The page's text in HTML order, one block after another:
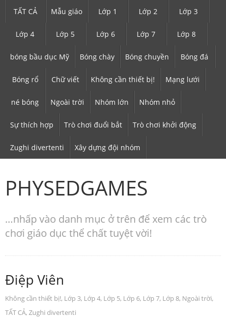
TẤT CẢ Mẫu giáo Lớp 1 Lớp 2 Lớp 3
Lớp 4 Lớp 5 Lớp 6 Lớp 7 Lớp 8
bóng bầu dục Mỹ Bóng chày Bóng chuyền Bóng đá
Bóng rổ Chữ viết Không cần thiết bị! Mạng lưới
né bóng Ngoài trời Nhóm lớn Nhóm nhỏ
Sự thích hợp Trò chơi đuổi bắt Trò chơi khởi động
Zughi divertenti Xây dựng đội nhóm
PHYSEDGAMES
…nhấp vào danh mục ở trên để xem các trò
chơi giáo dục thể chất tuyệt vời!
Điệp Viên
Không cần thiết bị!, Lớp 3, Lớp 4, Lớp 5, Lớp 6, Lớp 7, Lớp 8, Ngoài trời,
TẤT CẢ, Zughi divertenti